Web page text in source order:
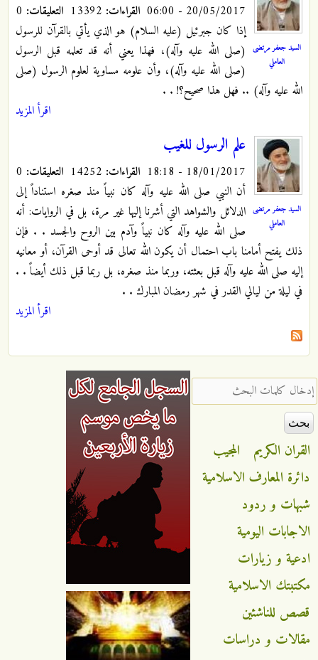
السيد جعفر مرتضى
العاملي
20/05/2017 - 06:00 القراءات: التعليقات:
إذا كان جبرئيل (عليه السلام) هو الذي يأتي بالقرآن للرسول
(صلى الله عليه وآله)، فهذا يعني أنه قد تعلمه قبل الرسول
(صلى الله عليه وآله)، وأن علومه مساوية لعلوم الرسول (صلى
الله عليه وآله) .. فهل هذا صحيح؟! . .
اقرأ المزيد
السيد جعفر مرتضى
العاملي
علم الرسول للغيب
18/01/2017 - 18:18 القراءات: التعليقات:
أن النبي صلى الله عليه وآله كان نبياً منذ صغره استناداً إلى
الدلائل والشواهد التي أشرنا إليها غير مرة، بل في الروايات: أنه
صلى الله عليه وآله كان نبياً وآدم بين الروح والجسد . . فإن
ذلك يفتح أمامنا باب احتمال أن يكون الله تعالى قد أوحى القرآن، أو معانيه
إليه صلى الله عليه وآله قبل بعثته، وربما منذ صغره، بل ربما قبل ذلك أيضاً . .
في ليلة من ليالي القدر في شهر رمضان المبارك . .
اقرأ المزيد
‏إدخال كلمات البحث ‏
القران الكريم
المجيب
دائرة المعارف الاسلامية
شبهات و ردود
الاجابات اليومية
ادعية و زيارات
مكتبتك الاسلامية
قصص للناشئين
مقالات و دراسات